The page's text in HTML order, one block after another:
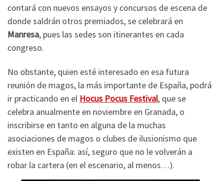
contará con nuevos ensayos y concursos de escena de
donde saldrán otros premiados, se celebrará en
Manresa, pues las sedes son itinerantes en cada
congreso.
No obstante, quien esté interesado en esa futura
reunión de magos, la más importante de España, podrá
ir practicando en el Hocus Pocus Festival, que se
celebra anualmente en noviembre en Granada, o
inscribirse en tanto en alguna de la muchas
asociaciones de magos o clubes de ilusionismo que
existen en España: así, seguro que no le volverán a
robar la cartera (en el escenario, al menos…).